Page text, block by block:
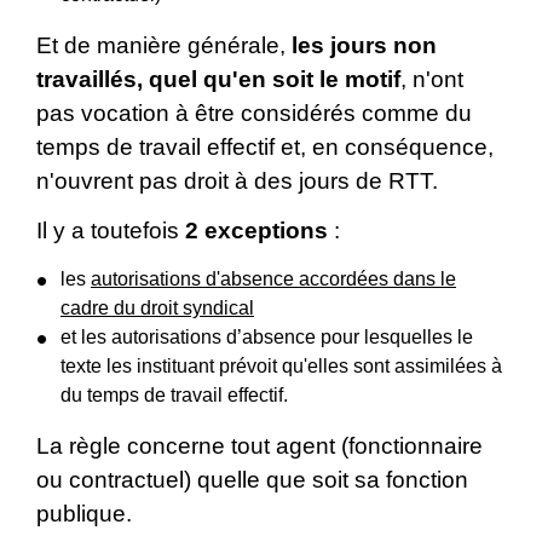
Et de manière générale, les jours non
travaillés, quel qu'en soit le motif, n'ont
pas vocation à être considérés comme du
temps de travail effectif et, en conséquence,
n'ouvrent pas droit à des jours de RTT.
Il y a toutefois 2 exceptions :
les autorisations d'absence accordées dans le
cadre du droit syndical
et les autorisations d’absence pour lesquelles le
texte les instituant prévoit qu'elles sont assimilées à
du temps de travail effectif.
La règle concerne tout agent (fonctionnaire
ou contractuel) quelle que soit sa fonction
publique.